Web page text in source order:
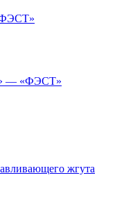
— «ФЭСТ»
жгута